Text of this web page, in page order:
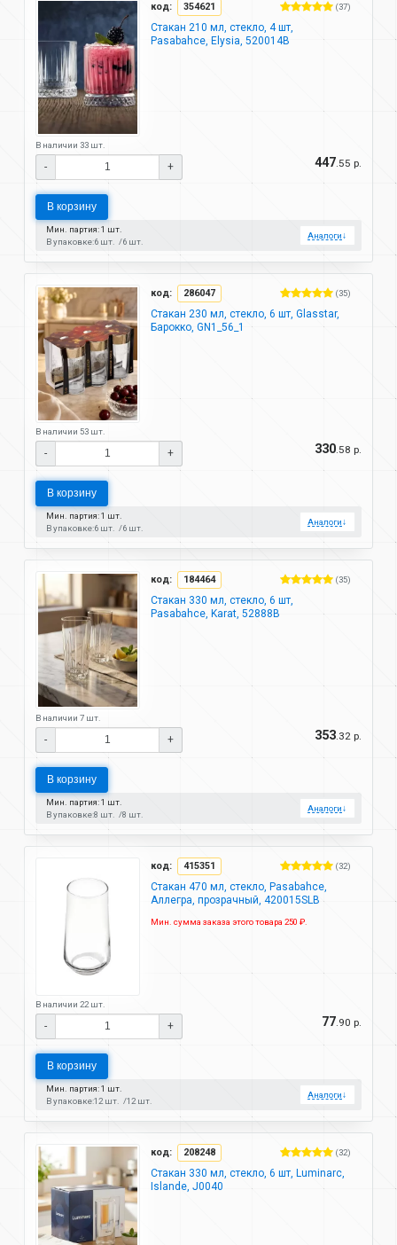
код: 354621 (37)
Стакан 210 мл, стекло, 4 шт,
Pasabahce, Elysia, 520014B
В наличии 33 шт.
- + 447.55 р.
В корзину
Мин. партия: 1 шт.
В упаковке:6 шт. 6 шт.
Аналоги↓
код: 286047 (35)
Стакан 230 мл, стекло, 6 шт, Glasstar,
Барокко, GN1_56_1
В наличии 53 шт.
- + 330.58 р.
В корзину
Мин. партия: 1 шт.
В упаковке:6 шт. 6 шт.
Аналоги↓
код: 184464 (35)
Стакан 330 мл, стекло, 6 шт,
Pasabahce, Karat, 52888B
В наличии 7 шт.
- + 353.32 р.
В корзину
Мин. партия: 1 шт.
В упаковке:8 шт. 8 шт.
Аналоги↓
код: 415351 (32)
Стакан 470 мл, стекло, Pasabahce,
Аллегра, прозрачный, 420015SLB
Мин. сумма заказа этого товара 250 ₽.
В наличии 22 шт.
- + 77.90 р.
В корзину
Мин. партия: 1 шт.
В упаковке:12 шт. 12 шт.
Аналоги↓
код: 208248 (32)
Стакан 330 мл, стекло, 6 шт, Luminarc,
Islande, J0040